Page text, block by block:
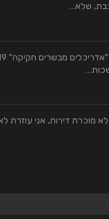
שלא…
לא מוכרת דירות, אני עוזרת